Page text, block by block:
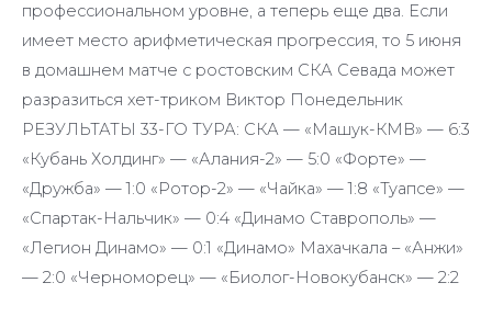
профессиональном уровне, а теперь еще два. Если
имеет место арифметическая прогрессия, то 5 июня
в домашнем матче с ростовским СКА Севада может
разразиться хет-триком Виктор Понедельник
РЕЗУЛЬТАТЫ 33-ГО ТУРА: СКА — «Машук-КМВ» — 6:3
«Кубань Холдинг» — «Алания-2» — 5:0 «Форте» —
«Дружба» — 1:0 «Ротор-2» — «Чайка» — 1:8 «Туапсе» —
«Спартак-Нальчик» — 0:4 «Динамо Ставрополь» —
«Легион Динамо» — 0:1 «Динамо» Махачкала – «Анжи»
— 2:0 «Черноморец» — «Биолог-Новокубанск» — 2:2